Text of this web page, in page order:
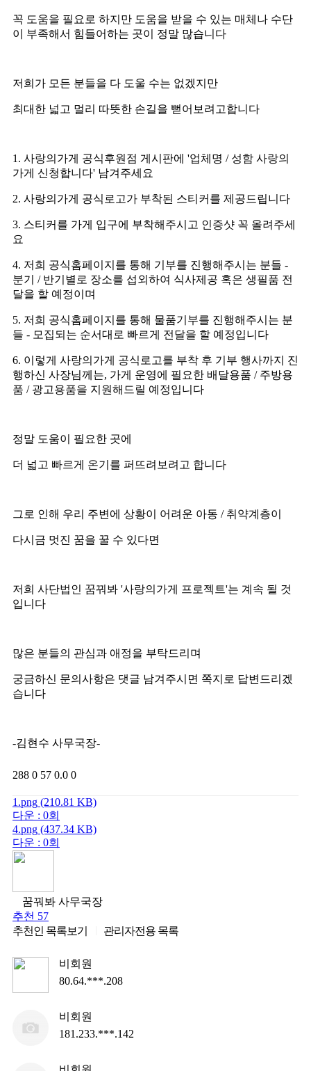
꼭 도움을 필요로 하지만 도움을 받을 수 있는 매체나 수단
이 부족해서 힘들어하는 곳이 정말 많습니다
저희가 모든 분들을 다 도울 수는 없겠지만
최대한 넓고 멀리 따뜻한 손길을 뻗어보려고합니다
1. 사랑의가게 공식후원점 게시판에 '업체명 / 성함 사랑의
가게 신청합니다' 남겨주세요
2. 사랑의가게 공식로고가 부착된 스티커를 제공드립니다
3. 스티커를 가게 입구에 부착해주시고 인증샷 꼭 올려주세
요
4. 저희 공식홈페이지를 통해 기부를 진행해주시는 분들 -
분기 / 반기별로 장소를 섭외하여 식사제공 혹은 생필품 전
달을 할 예정이며
5. 저희 공식홈페이지를 통해 물품기부를 진행해주시는 분
들 - 모집되는 순서대로 빠르게 전달을 할 예정입니다
6. 이렇게 사랑의가게 공식로고를 부착 후 기부 행사까지 진
행하신 사장님께는, 가게 운영에 필요한 배달용품 / 주방용
품 / 광고용품을 지원해드릴 예정입니다
정말 도움이 필요한 곳에
더 넓고 빠르게 온기를 퍼뜨려보려고 합니다
그로 인해 우리 주변에 상황이 어려운 아동 / 취약계층이
다시금 멋진 꿈을 꿀 수 있다면
저희 사단법인 꿈꿔봐 '사랑의가게 프로젝트'는 계속 될 것
입니다
많은 분들의 관심과 애정을 부탁드리며
궁금하신 문의사항은 댓글 남겨주시면 쪽지로 답변드리겠
습니다
-김현수 사무국장-
288 0 57 0.0 0
1.png (210.81 KB)
다운 : 0회
4.png (437.34 KB)
다운 : 0회
꿈꿔봐 사무국장
추천 57
추천인 목록보기
관리자전용 목록
비회원
80.64.***.208
비회원
181.233.***.142